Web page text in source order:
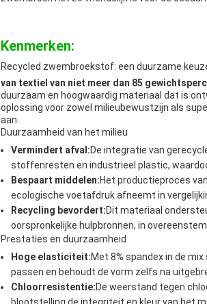
Kenmerken:
Recycled zwembroekstof: een duurzame
van textiel van niet meer dan 85
duurzaam en hoogwaardig materiaal dat is
oplossing voor zowel milieubewustzijn als
aan:
Duurzaamheid van het milieu
Vermindert afval:De integratie van
stoffenresten en industrieel plastic,
Bespaart middelen:Het productieproces
ecologische voetafdruk afneemt in
Recycling bevordert:Dit materiaal
oorspronkelijke hulpbronnen, in
Prestaties en duurzaamheid
Hoge elasticiteit:Met 8% spandex in de
passen en behoudt de vorm zelfs na
Chloorresistentie:De weerstand tegen